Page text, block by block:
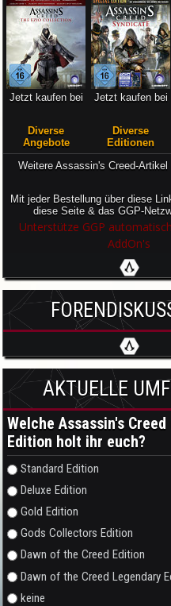
Jetzt kaufen bei
Diverse
Angebote
Jetzt kaufen bei
Diverse
Editionen
Weitere Assassin's Creed-
Mit jeder Bestellung über diese
diese Seite & das GGP-
Unterstütze GGP
AddOn's
AKTUELLE
Welche Assassin's
Edition holt ihr euch?
Auswahlmöglichkeiten
Standard Edition
Deluxe Edition
Gold Edition
Gods Collectors Edition
Dawn of the Creed Edition
Dawn of the Creed Legendary
keine